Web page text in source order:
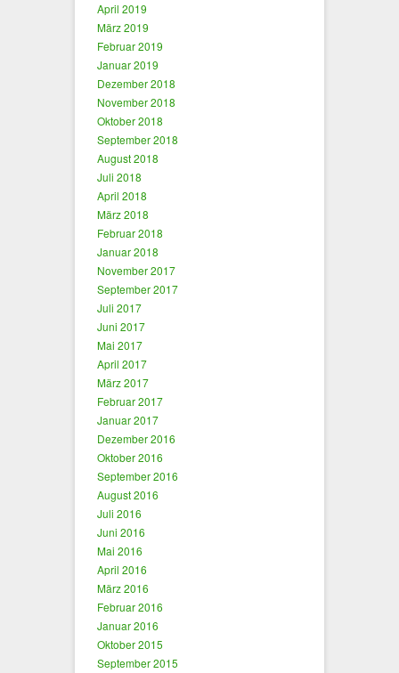
April 2019
März 2019
Februar 2019
Januar 2019
Dezember 2018
November 2018
Oktober 2018
September 2018
August 2018
Juli 2018
April 2018
März 2018
Februar 2018
Januar 2018
November 2017
September 2017
Juli 2017
Juni 2017
Mai 2017
April 2017
März 2017
Februar 2017
Januar 2017
Dezember 2016
Oktober 2016
September 2016
August 2016
Juli 2016
Juni 2016
Mai 2016
April 2016
März 2016
Februar 2016
Januar 2016
Oktober 2015
September 2015